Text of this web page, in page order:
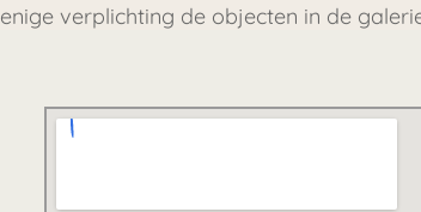
verplichting de objecten in de